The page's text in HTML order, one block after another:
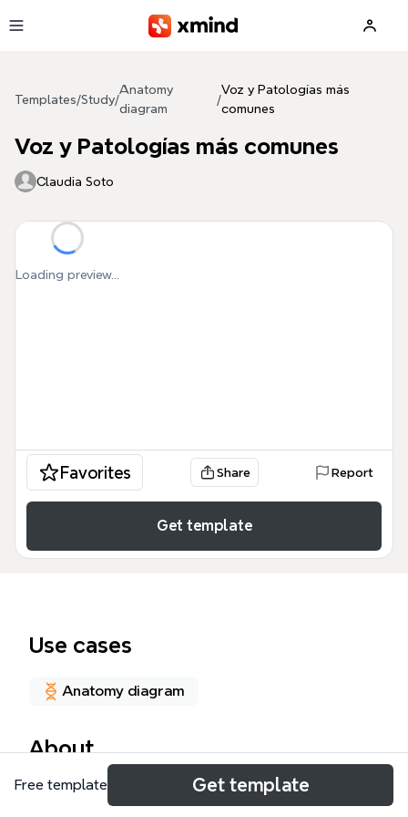
Templates/Study/
Anatomy
diagram
/
Voz y Patologías más
comunes
Voz y Patologías más comunes
Claudia Soto
Loading preview...
Favorites Share Report
Get template
Use cases
Anatomy diagram
About
El mapa mental 'Voz y Patologías más comunes' es
Free template Get template